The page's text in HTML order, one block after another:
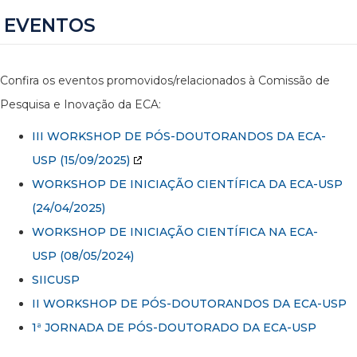
EVENTOS
Confira os eventos promovidos/relacionados à Comissão de
Pesquisa e Inovação da ECA:
III WORKSHOP DE PÓS-DOUTORANDOS DA ECA-
USP (15/09/2025)
WORKSHOP DE INICIAÇÃO CIENTÍFICA DA ECA-USP
(24/04/2025)
WORKSHOP DE INICIAÇÃO CIENTÍFICA NA ECA-
USP (08/05/2024)
SIICUSP
II WORKSHOP DE PÓS-DOUTORANDOS DA ECA-USP
1ª JORNADA DE PÓS-DOUTORADO DA ECA-USP